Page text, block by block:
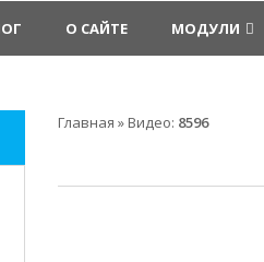
О САЙТЕ МОДУЛИ
Главная » Видео: 8596